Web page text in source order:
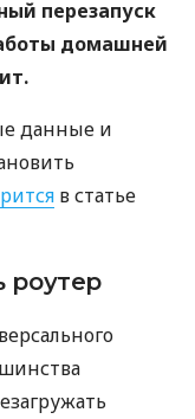
перезапуск
домашней
данные и
в статье
роутер